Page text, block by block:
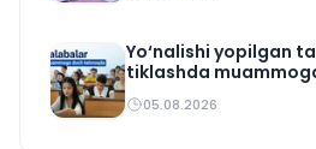
Yo‘nalishi yopilgan
tiklashda
05.08.2026